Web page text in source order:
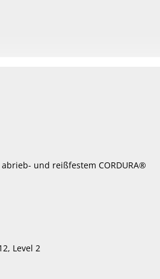
und reißfestem CORDURA®
Level 2